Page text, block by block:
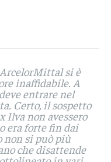
si è
inaffidabile. A
entrare nel
Certo, il sospetto
Ilva non avessero
era forte fin dai
non si può più
che disattende